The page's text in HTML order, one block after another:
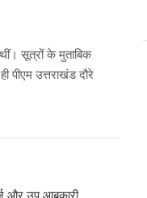
सूत्रों के मुताबिक
पीएम उत्तराखंड दौरे